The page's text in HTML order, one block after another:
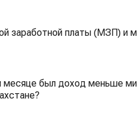
заработной платы (МЗП) и
был доход меньше